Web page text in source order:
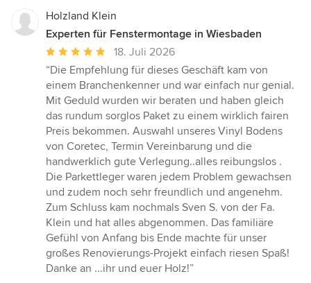
Holzland Klein
Experten für Fenstermontage in Wiesbaden
Durchschnittliche
Bewertung:
5
von
5
Sternen
18. Juli 2026
“Die Empfehlung für dieses Geschäft kam von
einem Branchenkenner und war einfach nur genial.
Mit Geduld wurden wir beraten und haben gleich
das rundum sorglos Paket zu einem wirklich fairen
Preis bekommen. Auswahl unseres Vinyl Bodens
von Coretec, Termin Vereinbarung und die
handwerklich gute Verlegung..alles reibungslos .
Die Parkettleger waren jedem Problem gewachsen
und zudem noch sehr freundlich und angenehm.
Zum Schluss kam nochmals Sven S. von der Fa.
Klein und hat alles abgenommen. Das familiäre
Gefühl von Anfang bis Ende machte für unser
großes Renovierungs-Projekt einfach riesen Spaß!
Danke an ...ihr und euer Holz!”